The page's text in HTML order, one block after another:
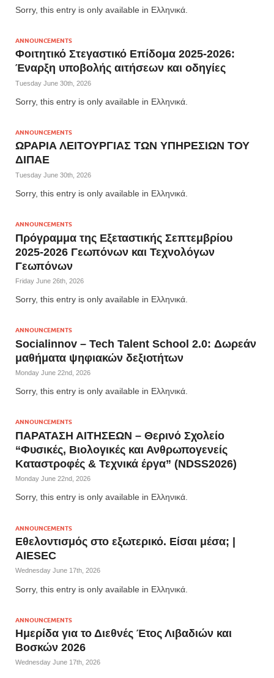
Sorry, this entry is only available in Ελληνικά.
ANNOUNCEMENTS
Φοιτητικό Στεγαστικό Επίδομα 2025-2026:
Έναρξη υποβολής αιτήσεων και οδηγίες
Tuesday June 30th, 2026
Sorry, this entry is only available in Ελληνικά.
ANNOUNCEMENTS
ΩΡΑΡΙΑ ΛΕΙΤΟΥΡΓΙΑΣ ΤΩΝ ΥΠΗΡΕΣΙΩΝ ΤΟΥ
ΔΙΠΑΕ
Tuesday June 30th, 2026
Sorry, this entry is only available in Ελληνικά.
ANNOUNCEMENTS
Πρόγραμμα της Εξεταστικής Σεπτεμβρίου
2025-2026 Γεωπόνων και Τεχνολόγων
Γεωπόνων
Friday June 26th, 2026
Sorry, this entry is only available in Ελληνικά.
ANNOUNCEMENTS
Socialinnov – Tech Talent School 2.0: Δωρεάν
μαθήματα ψηφιακών δεξιοτήτων
Monday June 22nd, 2026
Sorry, this entry is only available in Ελληνικά.
ANNOUNCEMENTS
ΠΑΡΑΤΑΣΗ ΑΙΤΗΣΕΩΝ – Θερινό Σχολείο
“Φυσικές, Βιολογικές και Ανθρωπογενείς
Καταστροφές & Τεχνικά έργα” (NDSS2026)
Monday June 22nd, 2026
Sorry, this entry is only available in Ελληνικά.
ANNOUNCEMENTS
Εθελοντισμός στο εξωτερικό. Είσαι μέσα; |
AIESEC
Wednesday June 17th, 2026
Sorry, this entry is only available in Ελληνικά.
ANNOUNCEMENTS
Ημερίδα για το Διεθνές Έτος Λιβαδιών και
Βοσκών 2026
Wednesday June 17th, 2026